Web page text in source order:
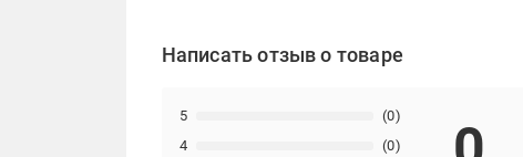
Написать отзыв о товаре
4 (0)
5 (0)